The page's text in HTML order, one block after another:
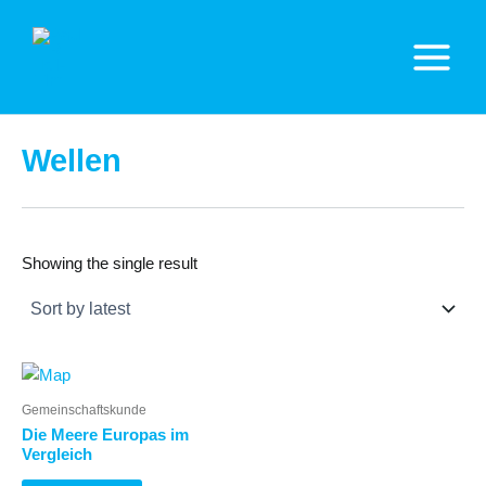
Inhalt
Main
Menu
Wellen
Showing the single result
Gemeinschaftskunde
Die Meere Europas im
Vergleich